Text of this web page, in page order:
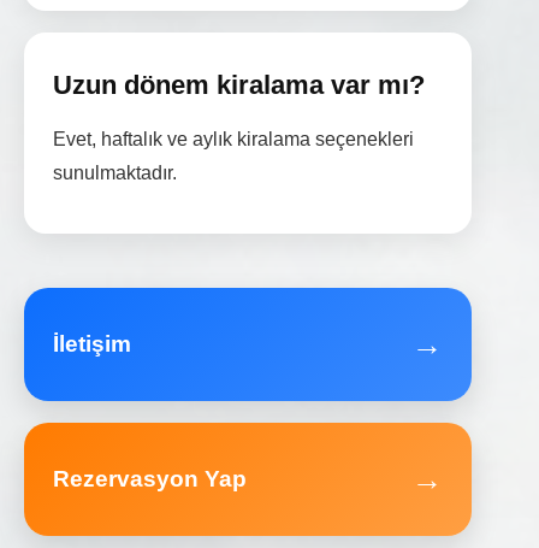
Uzun dönem kiralama var mı?
Evet, haftalık ve aylık kiralama seçenekleri
sunulmaktadır.
İletişim →
Rezervasyon Yap →